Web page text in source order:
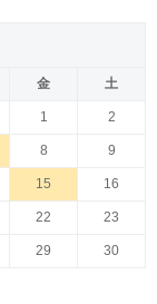
金 土
1 2
8 9
15 16
22 23
29 30